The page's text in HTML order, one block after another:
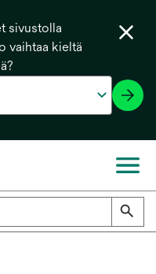
sivustolla
vaihtaa kieltä